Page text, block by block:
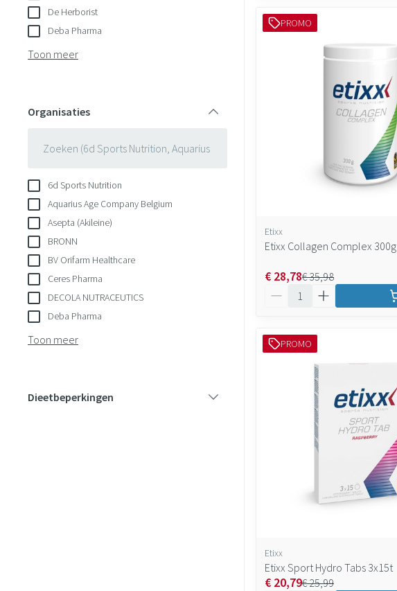
De Herborist
Deba Pharma
Toon meer
Organisaties
6d Sports Nutrition
Aquarius Age Company Belgium
Asepta (Akileine)
BRONN
BV Orifarm Healthcare
Ceres Pharma
DECOLA NUTRACEUTICS
Deba Pharma
Toon meer
Dieetbeperkingen
PROMO
Etixx
Etixx Collagen Complex 300g
€ 35,98
€ 28,78
PROMO
Etixx
Etixx Sport Hydro Tabs 3x15t
€ 25,99
€ 20,79